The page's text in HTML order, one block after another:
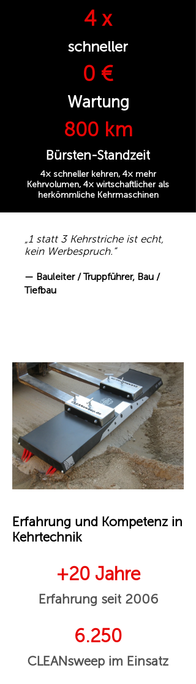
4 x
schneller
0 €
Wartung
800 km
Bürsten-Standzeit
4× schneller kehren, 4× mehr
Kehrvolumen, 4× wirtschaftlicher als
herkömmliche Kehrmaschinen
„1 statt 3 Kehrstriche ist echt,
kein Werbespruch.“
— Bauleiter / Truppführer, Bau /
Tiefbau
Erfahrung und Kompetenz in
Kehrtechnik
+20 Jahre
Erfahrung seit 2006
6.250
CLEANsweep im Einsatz